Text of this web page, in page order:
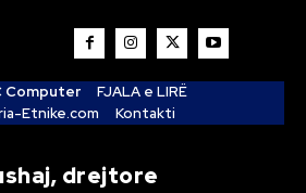
Computer
FJALA e LIRË
Etnike.com
Kontakti
drejtore